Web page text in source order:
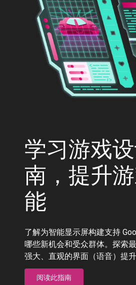
学习游戏
南，提升
能
了解为智能显示屏构建支持
哪些新机会和受众群体。探索
强大、直观的界面（语音）提升
阅读此指南